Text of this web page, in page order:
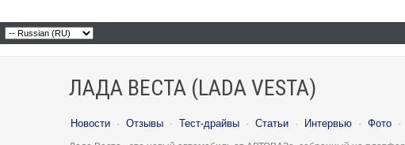
ЛАДА ВЕСТА (LADA VESTA)
Новости · Отзывы · Тест-драйвы · Статьи · Интервью · Фото ·